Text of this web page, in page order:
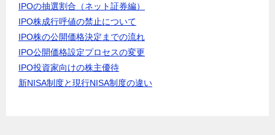
IPOの抽選割合（ネット証券編）
IPO株成行呼値の禁止について
IPO株の公開価格決定までの流れ
IPO公開価格設定プロセスの変更
IPO投資家向けの株主優待
新NISA制度と現行NISA制度の違い